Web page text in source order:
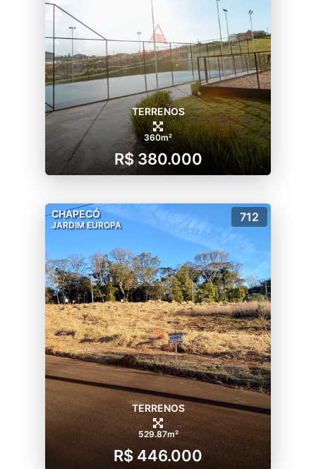
TERRENOS
360m²
R$ 380.000
CHAPECÓ
JARDIM EUROPA
712
TERRENOS
529.87m²
R$ 446.000